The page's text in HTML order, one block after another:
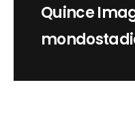
Quince